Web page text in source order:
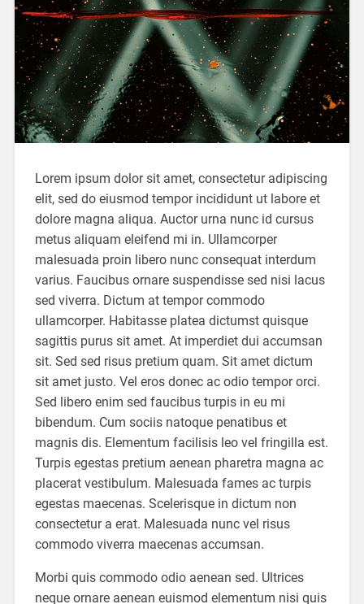
Lorem ipsum dolor sit amet, consectetur adipiscing
elit, sed do eiusmod tempor incididunt ut labore et
dolore magna aliqua. Auctor urna nunc id cursus
metus aliquam eleifend mi in. Ullamcorper
malesuada proin libero nunc consequat interdum
varius. Faucibus ornare suspendisse sed nisi lacus
sed viverra. Dictum at tempor commodo
ullamcorper. Habitasse platea dictumst quisque
sagittis purus sit amet. At imperdiet dui accumsan
sit. Sed sed risus pretium quam. Sit amet dictum
sit amet justo. Vel eros donec ac odio tempor orci.
Sed libero enim sed faucibus turpis in eu mi
bibendum. Cum sociis natoque penatibus et
magnis dis. Elementum facilisis leo vel fringilla est.
Turpis egestas pretium aenean pharetra magna ac
placerat vestibulum. Malesuada fames ac turpis
egestas maecenas. Scelerisque in dictum non
consectetur a erat. Malesuada nunc vel risus
commodo viverra maecenas accumsan.
Morbi quis commodo odio aenean sed. Ultrices
neque ornare aenean euismod elementum nisi quis